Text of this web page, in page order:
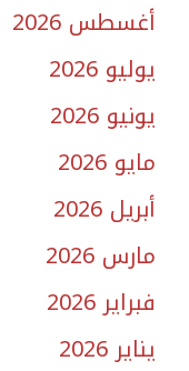
أغسطس 2026
يوليو 2026
يونيو 2026
مايو 2026
أبريل 2026
مارس 2026
فبراير 2026
يناير 2026